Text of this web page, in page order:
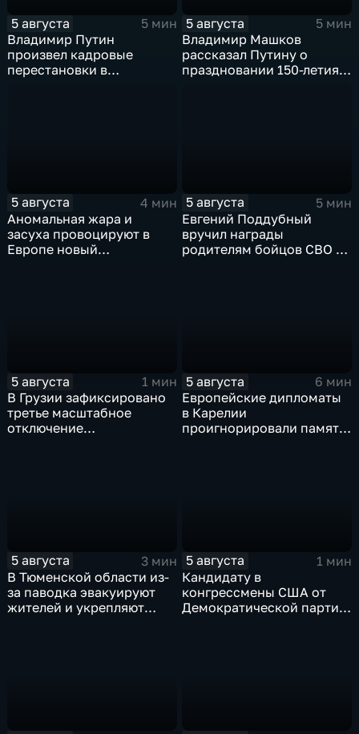
5 августа
5 мин
Владимир Путин
произвел кадровые
перестановки в
5 августа
5 мин
Владимир Машков
рассказал Путину о
праздновании 150-летия
5 августа
4 мин
Аномальная жара и
засуха провоцируют в
Европе новый
5 августа
5 мин
Евгений Поддубный
вручил награды
родителям бойцов СВО в
5 августа
1 мин
В Грузии зафиксировано
третье масштабное
отключение
5 августа
6 мин
Европейские дипломаты
в Карелии
проигнорировали память
5 августа
3 мин
В Тюменской области из-
за паводка эвакуируют
жителей и укрепляют
5 августа
1 мин
Кандидату в
конгрессмены США от
Демократической партии